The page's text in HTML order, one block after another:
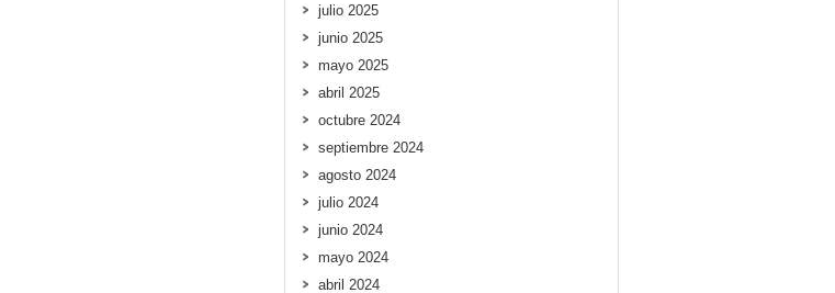
julio 2025
junio 2025
mayo 2025
abril 2025
octubre 2024
septiembre 2024
agosto 2024
julio 2024
junio 2024
mayo 2024
abril 2024